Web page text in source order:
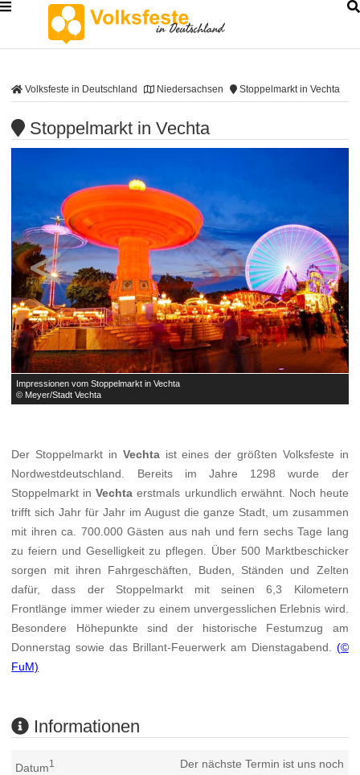
Volksfeste in Deutschland Niedersachsen Stoppelmarkt in Vechta
Stoppelmarkt in Vechta
Impressionen vom Stoppelmarkt in Vechta
© Meyer/Stadt Vechta
< >
Der Stoppelmarkt in Vechtaist eines der größten Volksfeste in
Nordwestdeutschland. Bereits im Jahre 1298 wurde der
Stoppelmarkt inVechta erstmals urkundlich erwähnt. Noch heute
trifft sich Jahr für Jahr im August die ganze Stadt, um zusammen
mit ihren ca. 700.000 Gästen aus nah und fern sechs Tage lang
zu feiern und Geselligkeit zu pflegen. Über 500 Marktbeschicker
sorgen mit ihren Fahrgeschäften, Buden, Ständen und Zelten
dafür, dass der Stoppelmarkt mit seinen 6,3 Kilometern
Frontlänge immer wieder zu einem unvergesslichen Erlebnis wird.
Besondere Höhepunkte sind der historische Festumzug am
Donnerstag sowie das Brillant-Feuerwerk am Dienstagabend. (©
FuM)
Informationen
Datum1
Der nächste Termin ist uns noch